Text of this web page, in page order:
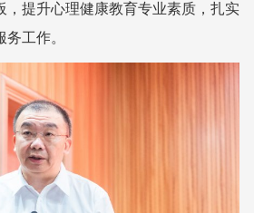
，提升心理健康教育专业素质，扎实
工作。